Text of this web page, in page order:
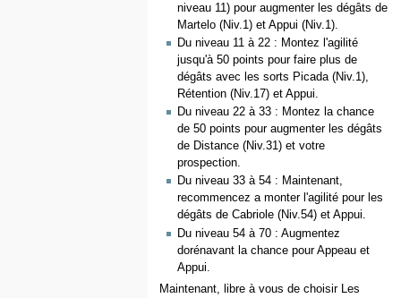
niveau 11) pour augmenter les dégâts de
Martelo (Niv.1) et Appui (Niv.1).
Du niveau 11 à 22 : Montez l'agilité
jusqu'à 50 points pour faire plus de
dégâts avec les sorts Picada (Niv.1),
Rétention (Niv.17) et Appui.
Du niveau 22 à 33 : Montez la chance
de 50 points pour augmenter les dégâts
de Distance (Niv.31) et votre
prospection.
Du niveau 33 à 54 : Maintenant,
recommencez a monter l'agilité pour les
dégâts de Cabriole (Niv.54) et Appui.
Du niveau 54 à 70 : Augmentez
dorénavant la chance pour Appeau et
Appui.
Maintenant, libre à vous de choisir Les